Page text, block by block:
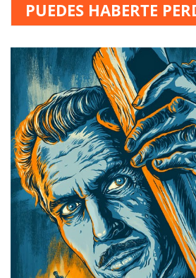
PUEDES HABERTE